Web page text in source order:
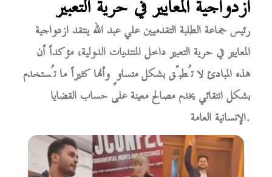
ازدواجية المعايير في حرية التعبير
رئيس جماعة الطلبة التقدميين علي عبد الله ينتقد ازدواجية
المعايير في حرية التعبير داخل المنتديات الدولية، مؤكداً أن
هذه المبادئ لا تُطبّق بشكل متساوٍ وأنها كثيراً ما تُستخدم
بشكل انتقائي يخدم مصالح معينة على حساب القضايا
الإنسانية العامة.